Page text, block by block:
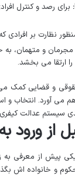
برای رصد و کنترل
نظارت بر
مجرمان و متهمان،
ارتقا می بخشد.
حقوقی و قضایی
آورد. انتخاب و
سیستم عدالت
از ورود
پیش از معرفی
و خانواده اش